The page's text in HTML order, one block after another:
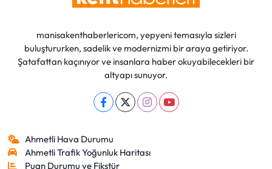
manisakenthaberlericom, yepyeni temasıyla sizleri
buluştururken, sadelik ve modernizmi bir araya getiriyor.
Şatafattan kaçınıyor ve insanlara haber okuyabilecekleri bir
altyapı sunuyor.
Ahmetli Hava Durumu
Ahmetli Trafik Yoğunluk Haritası
Puan Durumu ve Fikstür